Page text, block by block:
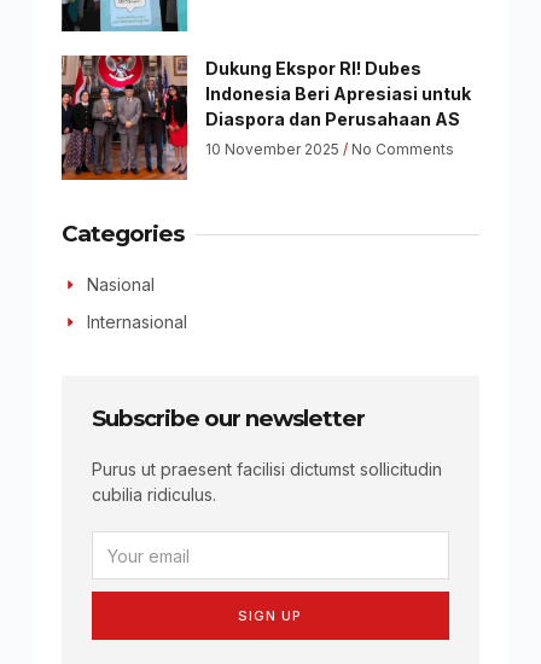
Dukung Ekspor RI! Dubes
Indonesia Beri Apresiasi untuk
Diaspora dan Perusahaan AS
10 November 2025 No Comments
Categories
Nasional
Internasional
Subscribe our newsletter
Purus ut praesent facilisi dictumst sollicitudin
cubilia ridiculus.
SIGN UP